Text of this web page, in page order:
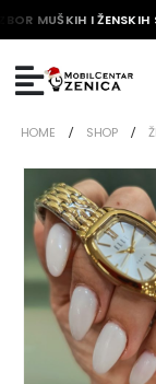
MUŠKIH I
HOME SHOP